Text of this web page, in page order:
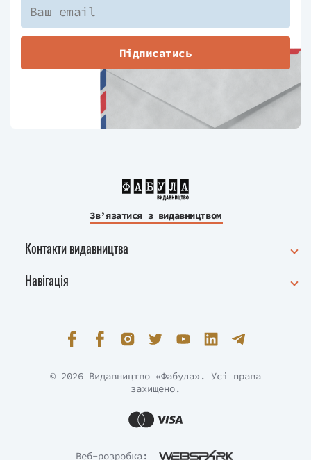
Підписатись
Зв’язатися з видавництвом
Контакти видавництва
Навігація
Веб-розробка:
© 2026 Видавництво «Фабула». Усі права
захищено.